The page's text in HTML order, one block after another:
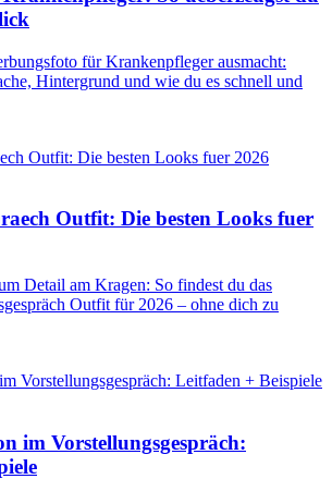
für Krankenpfleger ausmacht:
Hintergrund und wie du es schnell und
Outfit: Die besten Looks fuer
Detail am Kragen: So findest du das
Outfit für 2026 – ohne dich zu
im Vorstellungsgespräch: